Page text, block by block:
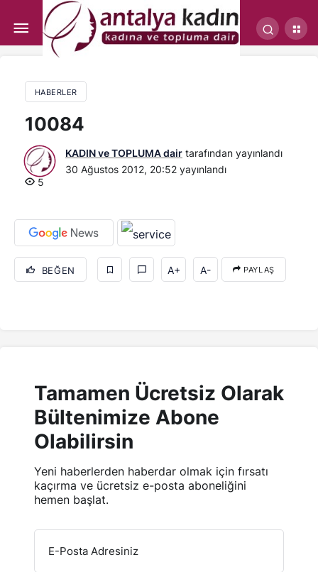
HABERLER
10084
KADIN ve TOPLUMA dair tarafından yayınlandı
30 Ağustos 2012, 20:52 yayınlandı
5
BEĞEN A+ A- PAYLAŞ
Tamamen Ücretsiz Olarak
Bültenimize Abone
Olabilirsin
Yeni haberlerden haberdar olmak için fırsatı
kaçırma ve ücretsiz e-posta aboneliğini
hemen başlat.
E-Posta Adresiniz
İşte zorlu anlardaki en doğru gıdalar